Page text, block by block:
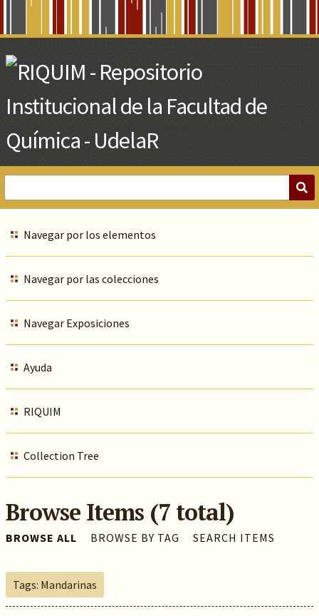
Main
Content
Navegar por los elementos
Navegar por las colecciones
Navegar Exposiciones
Ayuda
RIQUIM
Collection Tree
Browse Items (7 total)
BROWSE ALL BROWSE BY TAG SEARCH ITEMS
Tags: Mandarinas